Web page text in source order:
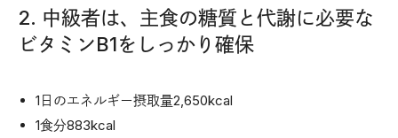
2. 中級者は、主食の糖質と代謝に必要な
ビタミンB1をしっかり確保
1日のエネルギー摂取量2,650kcal
1食分883kcal